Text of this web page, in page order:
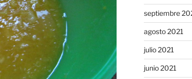
septiembre
agosto 2021
julio 2021
junio 2021